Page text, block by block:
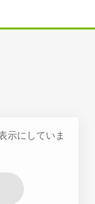
示にしていま